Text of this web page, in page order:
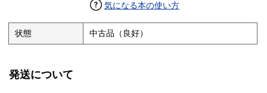
気になる本の使い方
状態 中古品（良好）
発送について